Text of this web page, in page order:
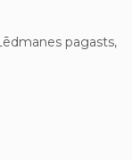
pagasts,